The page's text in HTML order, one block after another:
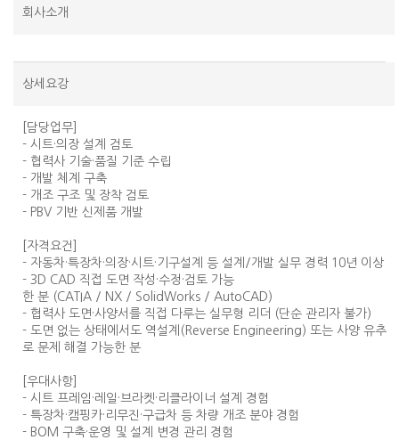
회사소개
상세요강
[담당업무]
- 시트·의장 설계 검토
- 협력사 기술·품질 기준 수립
- 개발 체계 구축
- 개조 구조 및 장착 검토
- PBV 기반 신제품 개발
[자격요건]
- 자동차·특장차·의장·시트·기구설계 등 설계/개발 실무 경력 10년 이상
- 3D CAD 직접 도면 작성·수정·검토 가능
한 분 (CATIA / NX / SolidWorks / AutoCAD)
- 협력사 도면·사양서를 직접 다루는 실무형 리더 (단순 관리자 불가)
- 도면 없는 상태에서도 역설계(Reverse Engineering) 또는 사양 유추
로 문제 해결 가능한 분
[우대사항]
- 시트 프레임·레일·브라켓·리클라이너 설계 경험
- 특장차·캠핑카·리무진·구급차 등 차량 개조 분야 경험
- BOM 구축·운영 및 설계 변경 관리 경험